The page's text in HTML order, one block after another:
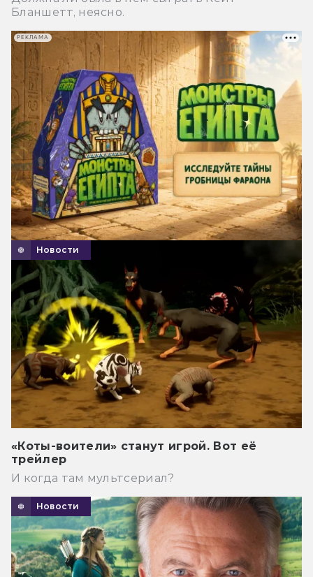
Бланшетт, неясно.
Новости
«Коты-воители» станут игрой. Вот её
трейлер
И когда там мультсериал?
Новости
РЕКЛАМА